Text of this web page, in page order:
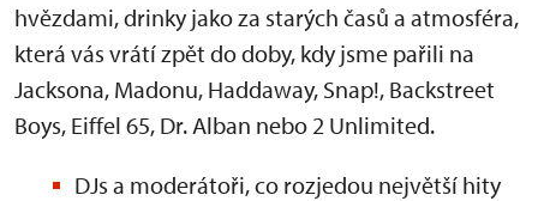
hvězdami, drinky jako za starých časů a atmosféra,
která vás vrátí zpět do doby, kdy jsme pařili na
Jacksona, Madonu, Haddaway, Snap!, Backstreet
Boys, Eiffel 65, Dr. Alban nebo 2 Unlimited.
DJs a moderátoři, co rozjedou největší hity